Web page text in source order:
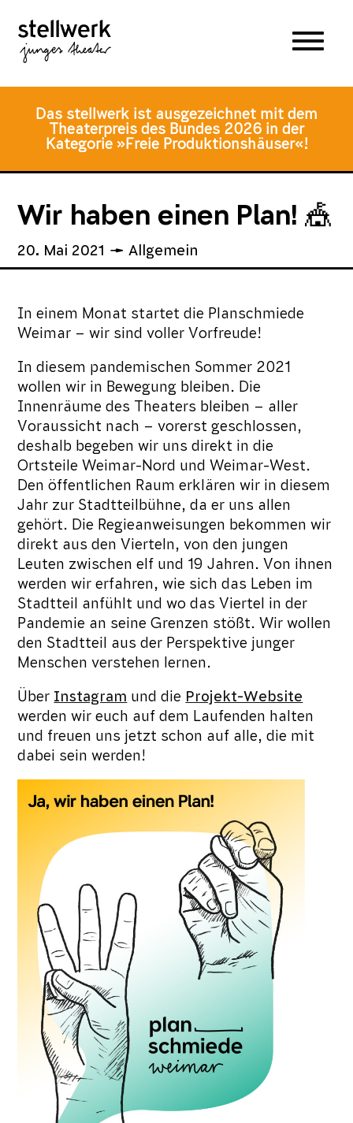
Hauptmenü
Inhalt
springen
Fusszeile
springen
Das stellwerk ist ausgezeichnet mit dem
Theaterpreis des Bundes 2026 in der
Kategorie »Freie Produktionshäuser«!
Wir haben einen Plan! 🎪
20. Mai 2021 Allgemein
In einem Monat startet die Planschmiede
Weimar – wir sind voller Vorfreude!
In diesem pandemischen Sommer 2021
wollen wir in Bewegung bleiben. Die
Innenräume des Theaters bleiben – aller
Voraussicht nach – vorerst geschlossen,
deshalb begeben wir uns direkt in die
Ortsteile Weimar-Nord und Weimar-West.
Den öffentlichen Raum erklären wir in diesem
Jahr zur Stadtteilbühne, da er uns allen
gehört. Die Regieanweisungen bekommen wir
direkt aus den Vierteln, von den jungen
Leuten zwischen elf und 19 Jahren. Von ihnen
werden wir erfahren, wie sich das Leben im
Stadtteil anfühlt und wo das Viertel in der
Pandemie an seine Grenzen stößt. Wir wollen
den Stadtteil aus der Perspektive junger
Menschen verstehen lernen.
Über Instagram und die Projekt-Website
werden wir euch auf dem Laufenden halten
und freuen uns jetzt schon auf alle, die mit
dabei sein werden!